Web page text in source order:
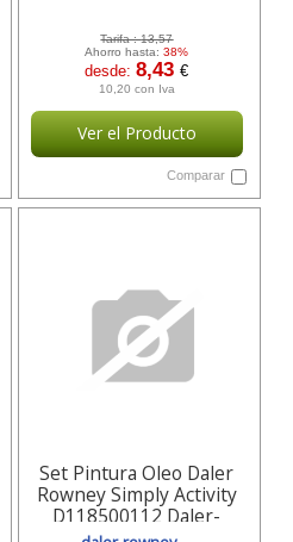
Tarifa :13,57
Ahorro hasta:38%
desde:8,43€
10,20 con Iva
Ver el Producto
Comparar
Set Pintura Oleo Daler
Rowney Simply Activity
D118500112 Daler-